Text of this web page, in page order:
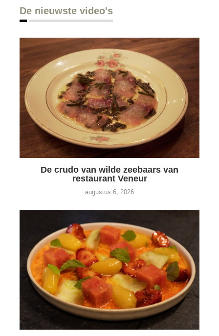
De nieuwste video's
De crudo van wilde zeebaars van
restaurant Veneur
augustus 6, 2026